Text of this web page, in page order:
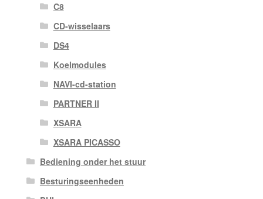
C8
CD-wisselaars
DS4
Koelmodules
NAVI-cd-station
PARTNER II
XSARA
XSARA PICASSO
Bediening onder het stuur
Besturingseenheden